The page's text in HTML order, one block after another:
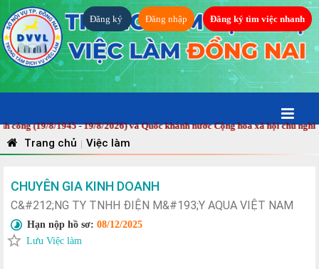
Đăng ký Đăng nhập Đăng ký tìm việc nhanh
(19/8/1945 - 19/8/2026) và Quốc khánh nước Cộng hòa xã hội chủ
Trang chủ | Việc làm
CHUYÊN GIA KINH DOANH
C&#212;NG TY TNHH ĐIỆN M&#193;Y AQUA VIỆT NAM
Hạn nộp hồ sơ: 08/12/2025
Lưu Việc làm